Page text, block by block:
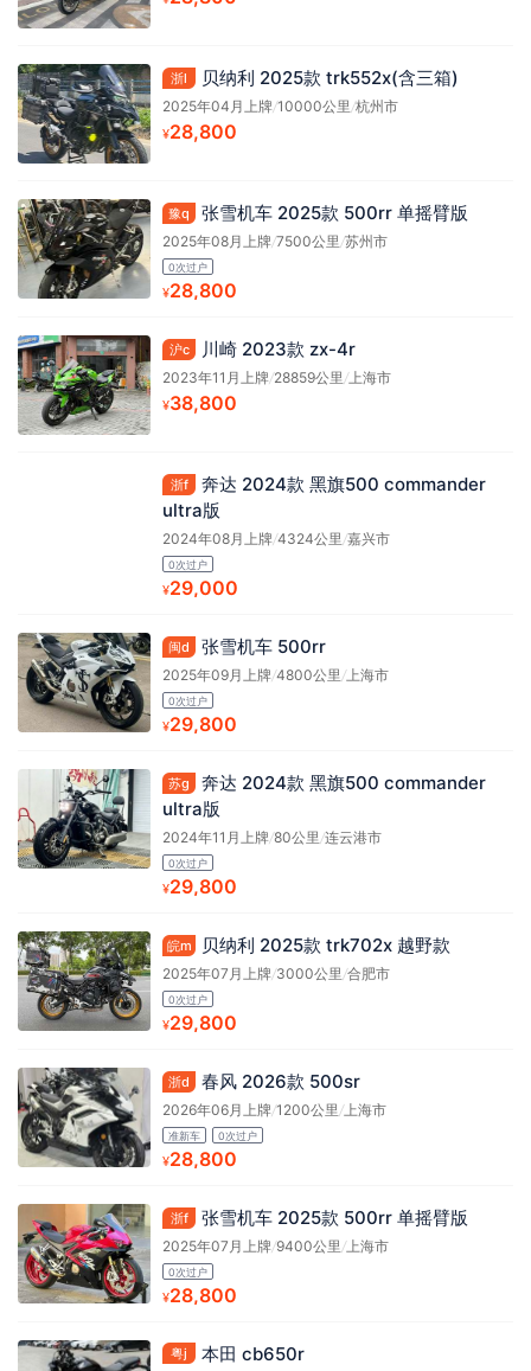
浙l 贝纳利 2025款 trk552x(含三箱)
2025年04月上牌/10000公里/杭州市
¥28,800
豫q 张雪机车 2025款 500rr 单摇臂版
2025年08月上牌/7500公里/苏州市
0次过户
¥28,800
沪c 川崎 2023款 zx-4r
2023年11月上牌/28859公里 /上海市
¥38,800
浙f
奔达 2024款 黑旗500 commander
ultra版
2024年08月上牌/4324公里 /嘉兴市
0次过户
¥29,000
闽d 张雪机车 500rr
2025年09月上牌/4800公里 /上海市
0次过户
¥29,800
苏g
奔达 2024款 黑旗500 commander
ultra版
2024年11月上牌/80公里 /连云港市
0次过户
¥29,800
皖m 贝纳利 2025款 trk702x 越野款
2025年07月上牌/3000公里 /合肥市
0次过户
¥29,800
浙d 春风 2026款 500sr
2026年06月上牌/1200公里 /上海市
准新车 0次过户
¥28,800
浙f 张雪机车 2025款 500rr 单摇臂版
2025年07月上牌/9400公里 /上海市
0次过户
¥28,800
粤j 本田 cb650r